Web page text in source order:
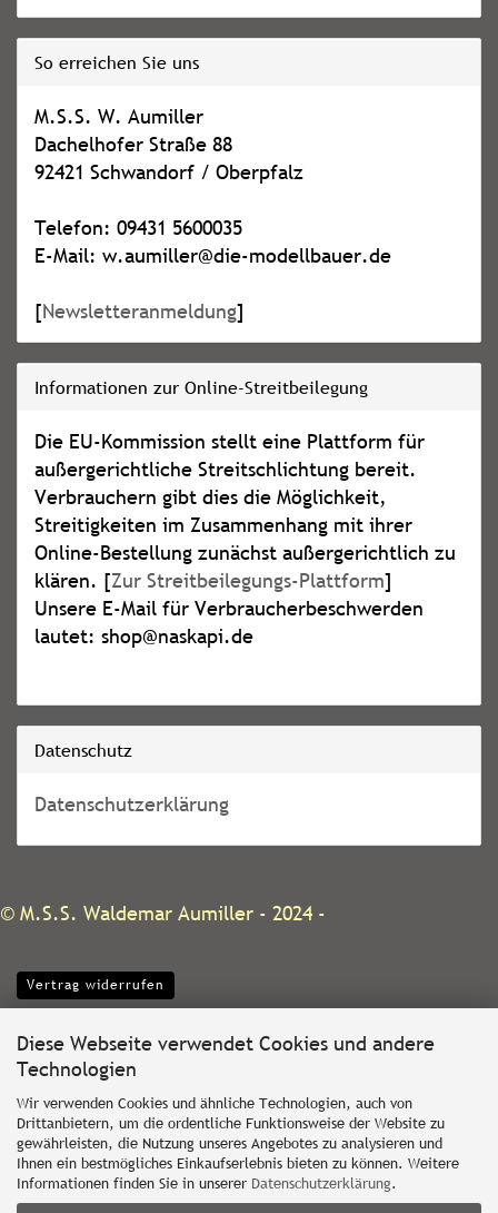
Diese Webseite verwendet Cookies und andere
Technologien
Wir verwenden Cookies und ähnliche Technologien, auch von
Drittanbietern, um die ordentliche Funktionsweise der Website zu
gewährleisten, die Nutzung unseres Angebotes zu analysieren und
Ihnen ein bestmögliches Einkaufserlebnis bieten zu können. Weitere
Informationen finden Sie in unserer Datenschutzerklärung.
So erreichen Sie uns
M.S.S. W. Aumiller
Dachelhofer Straße 88
92421 Schwandorf / Oberpfalz
Telefon: 09431 5600035
E-Mail: w.aumiller@die-modellbauer.de
[Newsletteranmeldung]
Informationen zur Online-Streitbeilegung
Die EU-Kommission stellt eine Plattform für
außergerichtliche Streitschlichtung bereit.
Verbrauchern gibt dies die Möglichkeit,
Streitigkeiten im Zusammenhang mit ihrer
Online-Bestellung zunächst außergerichtlich zu
klären. [Zur Streitbeilegungs-Plattform]
Unsere E-Mail für Verbraucherbeschwerden
lautet: shop@naskapi.de
Datenschutz
Datenschutzerklärung
© M.S.S. Waldemar Aumiller - 2024 -
Vertrag widerrufen